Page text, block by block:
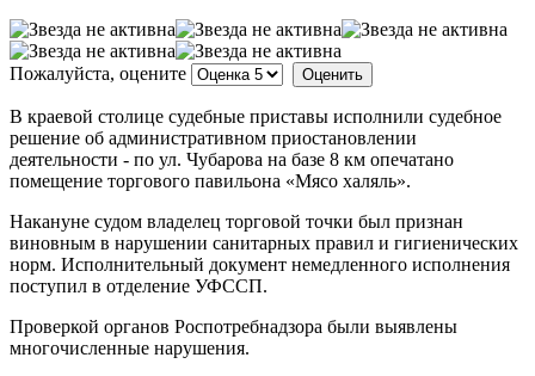
Пожалуйста, оцените
В краевой столице судебные приставы исполнили судебное
решение об административном приостановлении
деятельности - по ул. Чубарова на базе 8 км опечатано
помещение торгового павильона «Мясо халяль».
Накануне судом владелец торговой точки был признан
виновным в нарушении санитарных правил и гигиенических
норм. Исполнительный документ немедленного исполнения
поступил в отделение УФССП.
Проверкой органов Роспотребнадзора были выявлены
многочисленные нарушения.